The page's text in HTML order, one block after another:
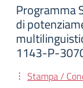
Programma
di
1143-P-
Stampa /